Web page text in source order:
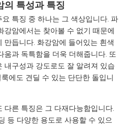
의 특성과 특징
특징 중 하나는 그 색상입니다. 파
강암에서는 찾아볼 수 없기 때문에
만듭니다. 화강암에 들어있는 흰색
움과 독특함을 더욱 더해줍니다. 또
내구성과 강도로도 잘 알려져 있습
에도 견딜 수 있는 단단한 돌입니
다른 특징은 그 다재다능함입니다.
등 다양한 용도로 사용할 수 있으